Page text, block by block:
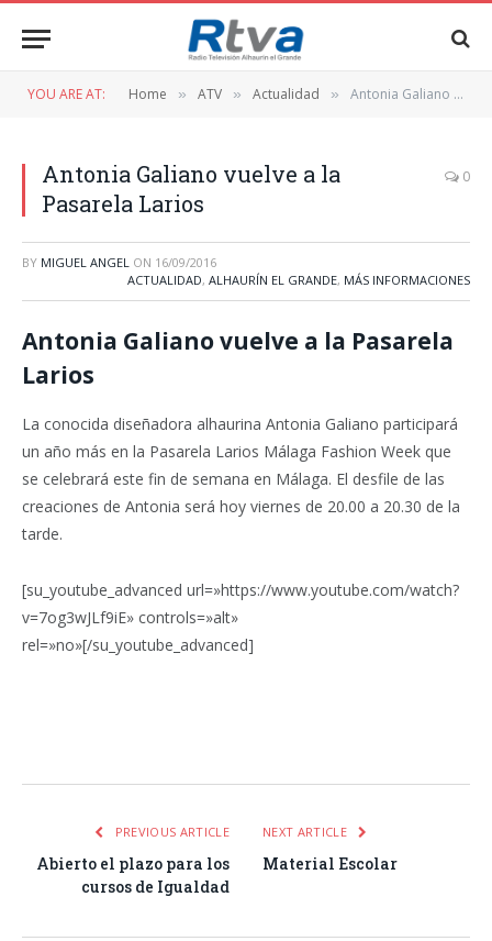
YOU ARE AT: Home » ATV » Actualidad » Antonia Galiano vuelve a la Pasarela Larios
Antonia Galiano vuelve a la
Pasarela Larios
0
BY MIGUEL ANGEL ON 16/09/2016
ACTUALIDAD, ALHAURÍN EL GRANDE, MÁS INFORMACIONES
Antonia Galiano vuelve a la Pasarela
Larios
La conocida diseñadora alhaurina Antonia Galiano participará
un año más en la Pasarela Larios Málaga Fashion Week que
se celebrará este fin de semana en Málaga. El desfile de las
creaciones de Antonia será hoy viernes de 20.00 a 20.30 de la
tarde.
[su_youtube_advanced url=»https://www.youtube.com/watch?
v=7og3wJLf9iE» controls=»alt»
rel=»no»[/su_youtube_advanced]
PREVIOUS ARTICLE
Abierto el plazo para los
cursos de Igualdad
NEXT ARTICLE
Material Escolar